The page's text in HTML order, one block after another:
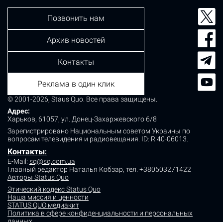
© 2001-2026, Staus Quo. Все права защищены.
Адрес:
Харьков, 61057, ул. Донец-Захаржевского 6/8
Зарегистрировано Национальным советом Украины по
вопросам телевидения и радиовещания. ID: R 40-06013.
Контакты:
E-Mail: sq@sq.com.ua
Главный редактор Наталья Кобзар, тел. +380503271422
Авторы Status Quo
Этический кодекс Status Quo
Наша миссия и ценности
STATUS QUO медиакит
Политика в сфере конфиденциальности и персональных
Позвонить нам
Архив новостей
Контакты
Реклама в один клик